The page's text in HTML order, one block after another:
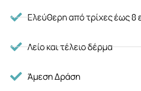
Ελεύθερη από τρίχες έως 8
Λείο και τέλειο δέρμα
Άμεση Δράση